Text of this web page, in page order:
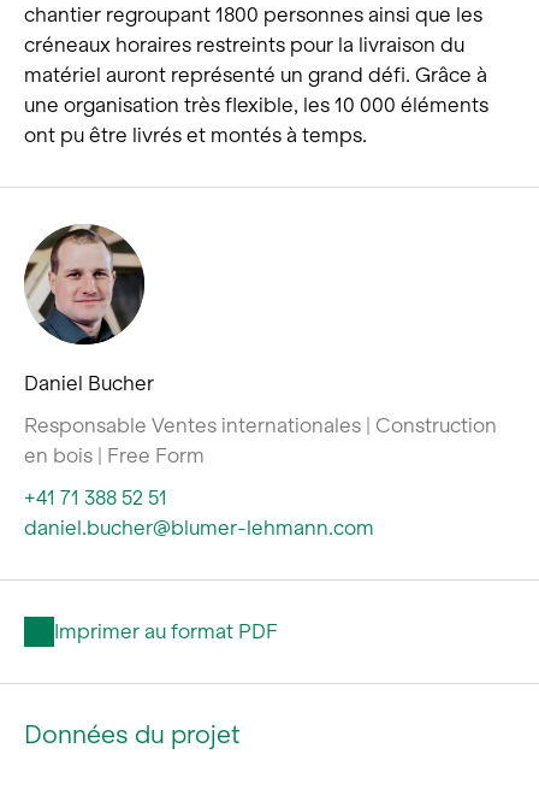
chantier regroupant 1800 personnes ainsi que les
créneaux horaires restreints pour la livraison du
matériel auront représenté un grand défi. Grâce à
une organisation très flexible, les 10 000 éléments
ont pu être livrés et montés à temps.
Daniel Bucher
Responsable Ventes internationales | Construction
en bois | Free Form
+41 71 388 52 51
daniel.bucher@blumer-lehmann.com
Imprimer au format PDF
Données du projet